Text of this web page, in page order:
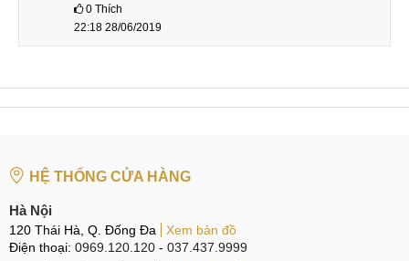
0 Thích
22:18 28/06/2019
HỆ THỐNG CỬA HÀNG
Hà Nội
120 Thái Hà, Q. Đống Đa
Xem bản đồ
Điện thoại: 0969.120.120 - 037.437.9999